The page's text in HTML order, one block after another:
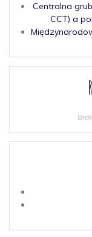
Centralna
CCT) a